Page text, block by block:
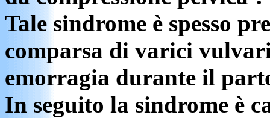
Tale sindrome è spesso
comparsa di varici
emorragia durante il
In seguito la sindrome è